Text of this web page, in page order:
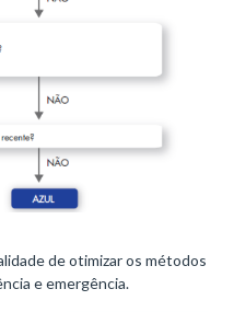
de otimizar os métodos
e emergência.